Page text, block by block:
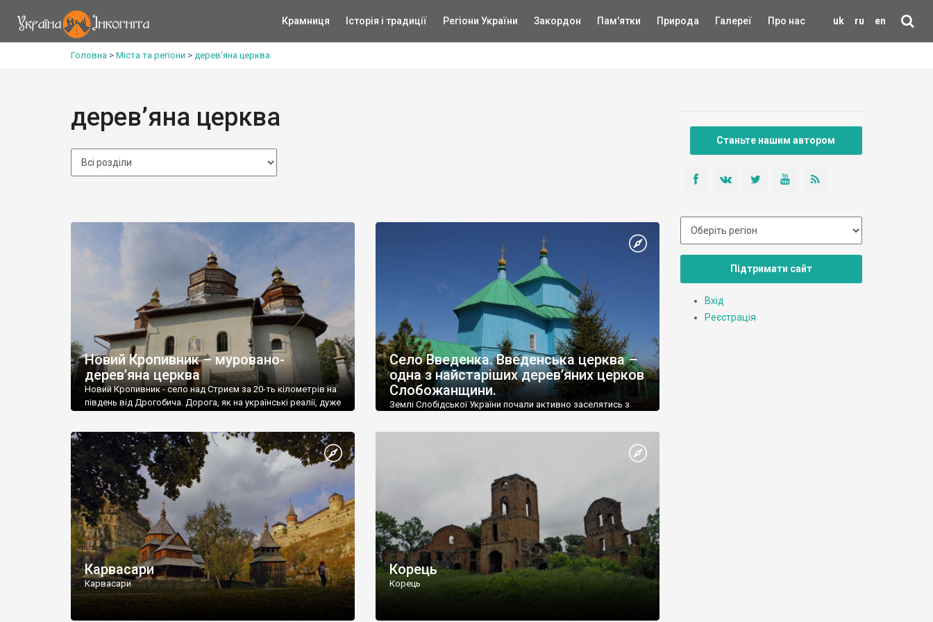
uk ru en
Крамниця Історія і традиції Регіони України Закордон Пам'ятки Природа Галереї Про нас
Головна > Міста та регіони > дерев'яна церква
дерев’яна церква
Новий Кропивник – муровано-
дерев’яна церква
Новий Кропивник - село над Стриєм за 20-ть кілометрів на
південь від Дрогобича. Дорога, як на українські реалії, дуже
Село Введенка. Введенська церква –
одна з найстаріших дерев’яних церков
Слобожанщини.
Землі Слобідської України почали активно заселятись з
частини Правобережжя та Поділля.
Карвасари
Карвасари
Корець
Корець
Станьте нашим автором
Підтримати сайт
Вхід
Реєстрація